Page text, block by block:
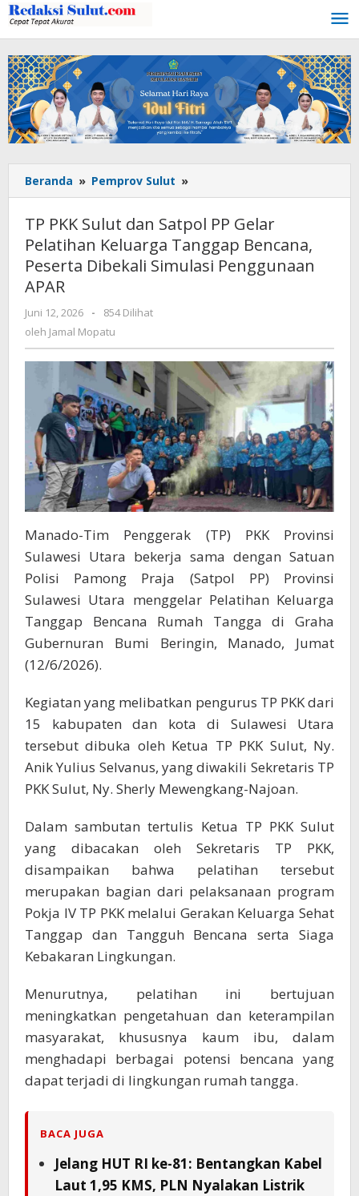
Lewati
ke
konten
Beranda » Pemprov Sulut »
PKK
Sulut
dan
Satpol
PP
Bencana,
Peserta
Dibekali
Simulasi
Penggunaan
APAR
TP PKK Sulut dan Satpol PP Gelar
Pelatihan Keluarga Tanggap Bencana,
Peserta Dibekali Simulasi Penggunaan
APAR
Juni 12, 2026
oleh
Jamal
Mopatu
-
854 Dilihat
oleh Jamal Mopatu
Manado-Tim Penggerak (TP) PKK Provinsi
Sulawesi Utara bekerja sama dengan Satuan
Polisi Pamong Praja (Satpol PP) Provinsi
Sulawesi Utara menggelar Pelatihan Keluarga
Tanggap Bencana Rumah Tangga di Graha
Gubernuran Bumi Beringin, Manado, Jumat
(12/6/2026).
Kegiatan yang melibatkan pengurus TP PKK dari
15 kabupaten dan kota di Sulawesi Utara
tersebut dibuka oleh Ketua TP PKK Sulut, Ny.
Anik Yulius Selvanus, yang diwakili Sekretaris TP
PKK Sulut, Ny. Sherly Mewengkang-Najoan.
Dalam sambutan tertulis Ketua TP PKK Sulut
yang dibacakan oleh Sekretaris TP PKK,
disampaikan bahwa pelatihan tersebut
merupakan bagian dari pelaksanaan program
Pokja IV TP PKK melalui Gerakan Keluarga Sehat
Tanggap dan Tangguh Bencana serta Siaga
Kebakaran Lingkungan.
Menurutnya, pelatihan ini bertujuan
meningkatkan pengetahuan dan keterampilan
masyarakat, khususnya kaum ibu, dalam
menghadapi berbagai potensi bencana yang
dapat terjadi di lingkungan rumah tangga.
BACA JUGA
Jelang HUT RI ke-81: Bentangkan Kabel
Laut 1,95 KMS, PLN Nyalakan Listrik